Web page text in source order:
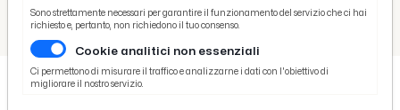
/ Ascoli Time
Ascoli Calcio, Varone si prepara alla nuova stagione lavorando sodo in palestra nel Modenese
Sono strettamente necessari per garantire il funzionamento del servizio che ci hai
richiesto e, pertanto, non richiedono il tuo consenso.
Cookie analitici non essenziali
Ci permettono di misurare il traffico e analizzarne i dati con l'obiettivo di
migliorare il nostro servizio.
Basket
Ciclismo